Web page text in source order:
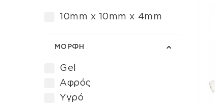
10mm x 10mm x 4mm
ΜΟΡΦΉ
Gel
Αφρός
Υγρό